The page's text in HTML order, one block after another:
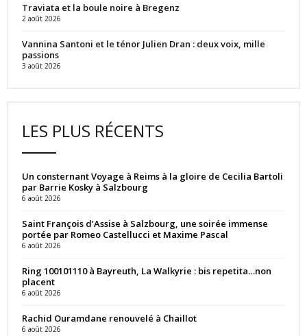
Traviata et la boule noire à Bregenz
2 août 2026
Vannina Santoni et le ténor Julien Dran : deux voix, mille
passions
3 août 2026
LES PLUS RÉCENTS
Un consternant Voyage à Reims à la gloire de Cecilia Bartoli
par Barrie Kosky à Salzbourg
6 août 2026
Saint François d’Assise à Salzbourg, une soirée immense
portée par Romeo Castellucci et Maxime Pascal
6 août 2026
Ring 100101110 à Bayreuth, La Walkyrie : bis repetita…non
placent
6 août 2026
Rachid Ouramdane renouvelé à Chaillot
6 août 2026